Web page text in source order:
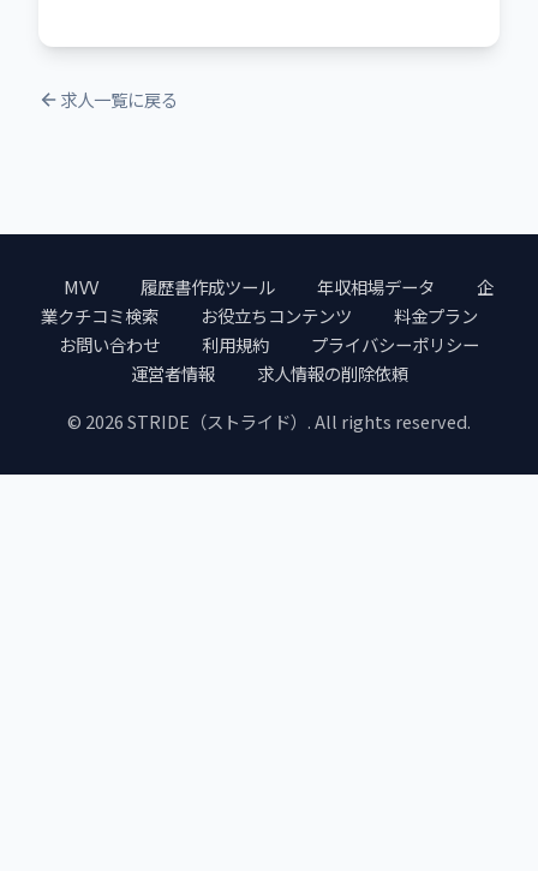
求人一覧に戻る
MVV 履歴書作成ツール 年収相場データ
企
業クチコミ検索
お役立ちコンテンツ
料金プラン
お問い合わせ
利用規約
プライバシーポリシー
運営者情報
求人情報の削除依頼
© 2026 STRIDE（ストライド）. All rights reserved.